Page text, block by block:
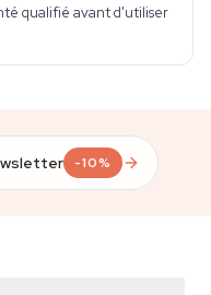
qualifié avant d'utiliser
-10%